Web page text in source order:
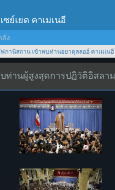
ย์เยด คาเมเนอี
ลัง
กานิสถาน เข้าพบท่านอยาตุลลอฮ์ คาเมเนอี
ท่านผู้สูงสุดการปฏิวัติอิสลาม